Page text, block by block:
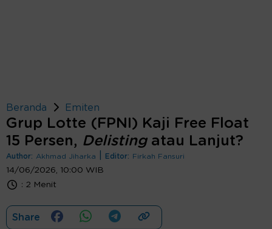
Beranda Emiten
Grup Lotte (FPNI) Kaji Free Float
15 Persen, Delistingatau Lanjut?
Author: Akhmad Jiharka Editor: Firkah Fansuri
14/06/2026, 10:00 WIB
: 2 Menit
Share